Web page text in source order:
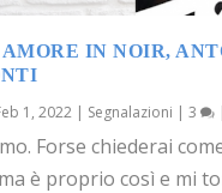
AMORE IN NOIR,
1, 2022 | Segnalazioni |3
Forse chiederai
è proprio così e mi